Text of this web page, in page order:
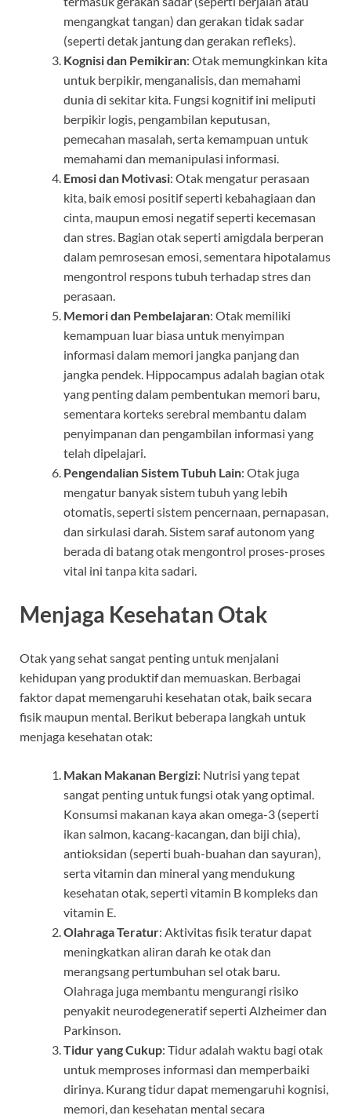
mengangkat tangan) dan gerakan tidak sadar
(seperti detak jantung dan gerakan refleks).
Kognisi dan Pemikiran: Otak memungkinkan kita
untuk berpikir, menganalisis, dan memahami
dunia di sekitar kita. Fungsi kognitif ini meliputi
berpikir logis, pengambilan keputusan,
pemecahan masalah, serta kemampuan untuk
memahami dan memanipulasi informasi.
Emosi dan Motivasi: Otak mengatur perasaan
kita, baik emosi positif seperti kebahagiaan dan
cinta, maupun emosi negatif seperti kecemasan
dan stres. Bagian otak seperti amigdala berperan
dalam pemrosesan emosi, sementara hipotalamus
mengontrol respons tubuh terhadap stres dan
perasaan.
Memori dan Pembelajaran: Otak memiliki
kemampuan luar biasa untuk menyimpan
informasi dalam memori jangka panjang dan
jangka pendek. Hippocampus adalah bagian otak
yang penting dalam pembentukan memori baru,
sementara korteks serebral membantu dalam
penyimpanan dan pengambilan informasi yang
telah dipelajari.
Pengendalian Sistem Tubuh Lain: Otak juga
mengatur banyak sistem tubuh yang lebih
otomatis, seperti sistem pencernaan, pernapasan,
dan sirkulasi darah. Sistem saraf autonom yang
berada di batang otak mengontrol proses-proses
vital ini tanpa kita sadari.
Menjaga Kesehatan Otak
Otak yang sehat sangat penting untuk menjalani
kehidupan yang produktif dan memuaskan. Berbagai
faktor dapat memengaruhi kesehatan otak, baik secara
fisik maupun mental. Berikut beberapa langkah untuk
menjaga kesehatan otak:
Makan Makanan Bergizi: Nutrisi yang tepat
sangat penting untuk fungsi otak yang optimal.
Konsumsi makanan kaya akan omega-3 (seperti
ikan salmon, kacang-kacangan, dan biji chia),
antioksidan (seperti buah-buahan dan sayuran),
serta vitamin dan mineral yang mendukung
kesehatan otak, seperti vitamin B kompleks dan
vitamin E.
Olahraga Teratur: Aktivitas fisik teratur dapat
meningkatkan aliran darah ke otak dan
merangsang pertumbuhan sel otak baru.
Olahraga juga membantu mengurangi risiko
penyakit neurodegeneratif seperti Alzheimer dan
Parkinson.
Tidur yang Cukup: Tidur adalah waktu bagi otak
untuk memproses informasi dan memperbaiki
dirinya. Kurang tidur dapat memengaruhi kognisi,
memori, dan kesehatan mental secara